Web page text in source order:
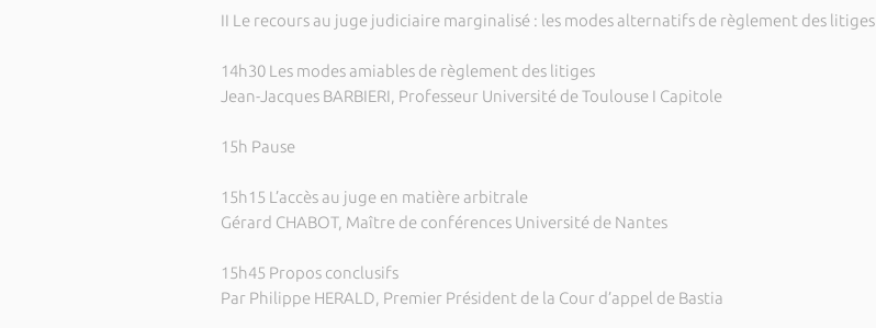
II Le recours au juge judiciaire marginalisé : les modes alternatifs de règlement des litiges
14h30 Les modes amiables de règlement des litiges
Jean-Jacques BARBIERI, Professeur Université de Toulouse I Capitole
15h Pause
15h15 L’accès au juge en matière arbitrale
Gérard CHABOT, Maître de conférences Université de Nantes
15h45 Propos conclusifs
Par Philippe HERALD, Premier Président de la Cour d’appel de Bastia